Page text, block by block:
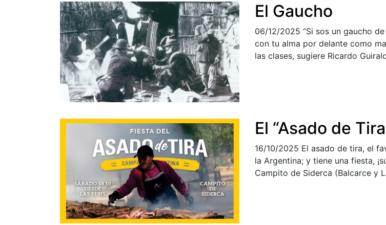
El Gaucho
06/12/2025 “Si sos un gaucho
con tu alma por delante como
las clases, sugiere Ricardo
El “Asado de
16/10/2025 El asado de tira, el
la Argentina; y tiene una fiesta,
Campito de Siderca (Balcarce y